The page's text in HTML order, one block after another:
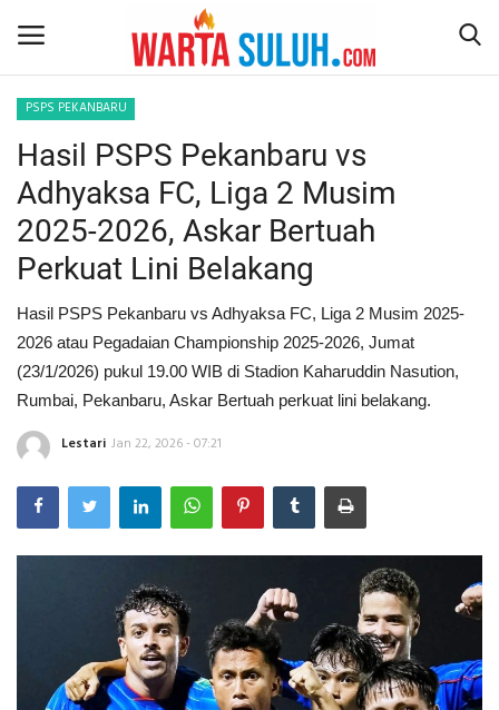
Home
NEWS
JAZIRAH RIAU
POLITIK
EKSBIS
PSPS PEKANBARU
LIFESTYLE
INDEKS
PSPS PEKANBARU
Hasil PSPS Pekanbaru vs
Adhyaksa FC, Liga 2 Musim
2025-2026, Askar Bertuah
Perkuat Lini Belakang
Hasil PSPS Pekanbaru vs Adhyaksa FC, Liga 2 Musim 2025-
2026 atau Pegadaian Championship 2025-2026, Jumat
(23/1/2026) pukul 19.00 WIB di Stadion Kaharuddin Nasution,
Rumbai, Pekanbaru, Askar Bertuah perkuat lini belakang.
Lestari Jan 22, 2026 - 07:21